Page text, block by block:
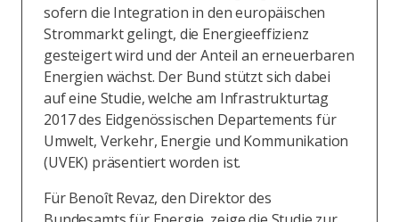
sofern die Integration in den europäischen
Strommarkt gelingt, die Energieeffizienz
gesteigert wird und der Anteil an erneuerbaren
Energien wächst. Der Bund stützt sich dabei
auf eine Studie, welche am Infrastrukturtag
2017 des Eidgenössischen Departements für
Umwelt, Verkehr, Energie und Kommunikation
(UVEK) präsentiert worden ist.
Für Benoît Revaz, den Direktor des